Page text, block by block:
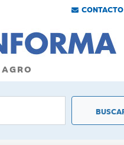
CONTACTO